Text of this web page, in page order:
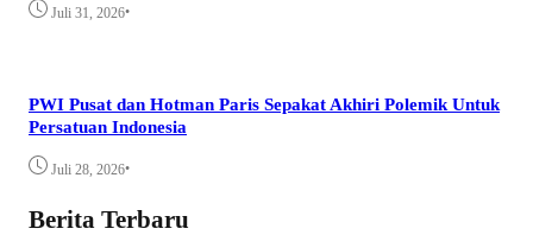
Juli 31, 2026•
PWI Pusat dan Hotman Paris Sepakat Akhiri Polemik Untuk
Persatuan Indonesia
Juli 28, 2026•
Berita Terbaru